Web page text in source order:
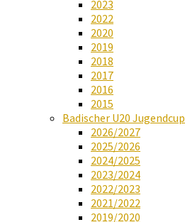
2023
2022
2020
2019
2018
2017
2016
2015
Badischer U20 Jugendcup
2026/2027
2025/2026
2024/2025
2023/2024
2022/2023
2021/2022
2019/2020